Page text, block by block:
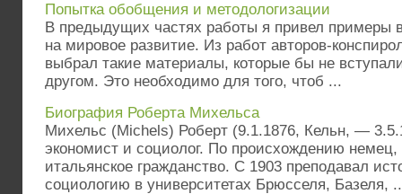
Попытка обобщения и методологизации
В предыдущих частях работы я привел примеры
на мировое развитие. Из работ авторов-
выбрал такие материалы, которые бы не
другом. Это необходимо для того, чтоб ...
Биография Роберта Михельса
Михельс (Michels) Роберт (9.1.1876, Кельн, —
экономист и социолог. По происхождению немец,
итальянское гражданство. С 1903 преподавал
социологию в университетах Брюсселя, Базеля,